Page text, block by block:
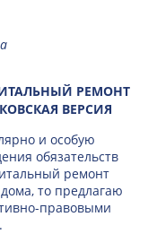
РЕМОНТ
ВЕРСИЯ
и особую
обязательств
ремонт
то предлагаю
правовыми